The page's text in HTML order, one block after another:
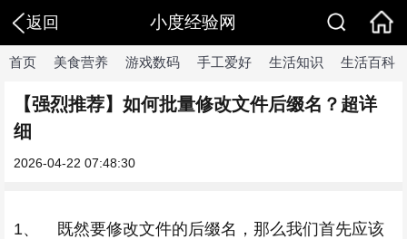
返回 小度经验网
首页 美食营养 游戏数码 手工爱好 生活知识 生活百科
【强烈推荐】如何批量修改文件后缀名？超详
细
2026-04-22 07:48:30
1、 既然要修改文件的后缀名，那么我们首先应该